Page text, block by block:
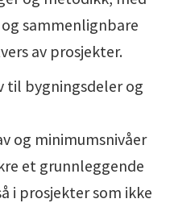
sammenlignbare
av prosjekter.
til bygningsdeler og
og minimumsnivåer
et grunnleggende
i prosjekter som ikke